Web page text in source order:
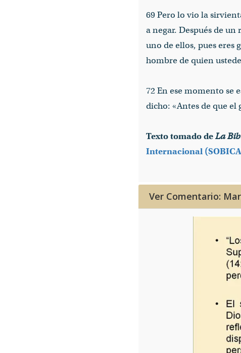
69 Pero lo vio la
a negar. Después de
uno de ellos, pues eres
hombre de quien
72 En ese momento se
dicho: «Antes de que el
Texto tomado deLa
Internacional
Ver Comentario: